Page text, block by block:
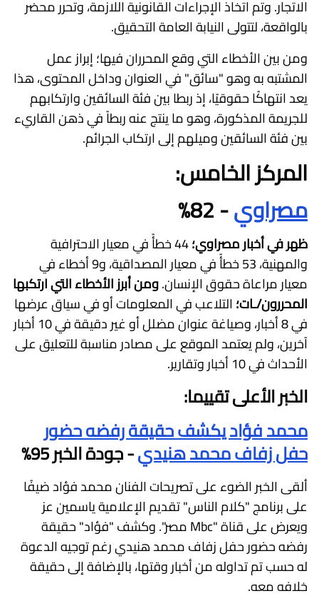
الاتجار. وتم اتخاذ الإجراءات القانونية اللازمة، وتحرر محضر
بالواقعة، لتتولى النيابة العامة التحقيق.
ومن بين الأخطاء التي وقع المحرران فيها؛ إبراز عمل
المشتبه به وهو "سائق" في العنوان وداخل المحتوى، هذا
يعد انتهاكًا حقوقيًا، إذ ربطا بين فئة السائقين وارتكابهم
للجريمة المذكورة، وهو ما ينتج عنه ربطاً في ذهن القاريء
بين فئة السائقين وميلهم إلى ارتكاب الجرائم.
المركز الخامس:
مصراوي- 82%
ظهر في أخبار مصراوي؛
44 خطأً في معيار الاحترافية
والمهنية، 53 خطأً في معيار المصداقية، و9 أخطاء في
معيار مراعاة حقوق الإنسان.ومن أبرز الأخطاء التي ارتكبها
المحررون/ـات؛التلاعب في المعلومات أو في سياق عرضها
في 8 أخبار، وصياغة عنوان مضلل أو غير دقيقة في 10 أخبار
آخرين، ولم يعتمد الموقع على مصادر مناسبة للتعليق على
الأحداث في 10 أخبار وتقارير.
الخبر الأعلى تقييما:
محمد فؤاد يكشف حقيقة رفضه حضور
حفل زفاف محمد هنيدي- جودة الخبر 95%
ألقى الخبر الضوء على تصريحات الفنان محمد فؤاد ضيفًا
على برنامج "كلام الناس" تقديم الإعلامية ياسمين عز
ويعرض على قناة "Mbc مصر". وكشف "فؤاد" حقيقة
رفضه حضور حفل زفاف محمد هنيدي رغم توجيه الدعوة
له حسب تم تداوله من أخبار وقتها، بالإضافة إلى حقيقة
خلافه معه.